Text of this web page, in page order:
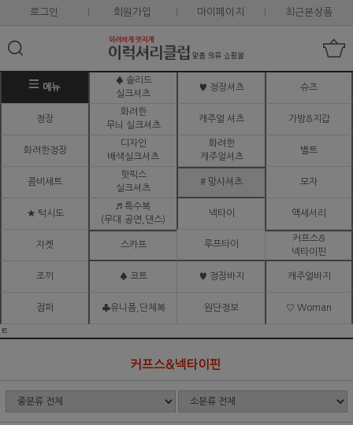
로그인 회원가입 마이페이지 최근본상품
메뉴
♠ 솔리드
실크셔츠
♥ 정장셔츠 슈즈
정장
화려한
무늬 실크셔츠
캐주얼 셔츠 가방&지갑
화려한정장
디자인
배색실크셔츠
화려한
캐주얼셔츠
벨트
콤비세트
핫픽스
실크셔츠
# 망사셔츠 모자
★ 턱시도
♬ 특수복
(무대.공연,댄스)
넥타이 액세서리
자켓 스카프 루프타이
커프스&
넥타이핀
조끼 ♠ 코트 ♥ 정장바지 캐주얼바지
점퍼 ♣유니폼,단체복 원단정보 ♡ Woman
ㅌ
커프스&넥타이핀